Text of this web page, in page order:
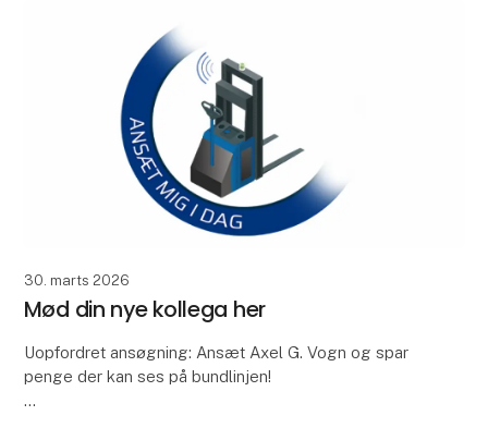
30. marts 2026
Mød din nye kollega her
Uopfordret ansøgning: Ansæt Axel G. Vogn og spar
penge der kan ses på bundlinjen!